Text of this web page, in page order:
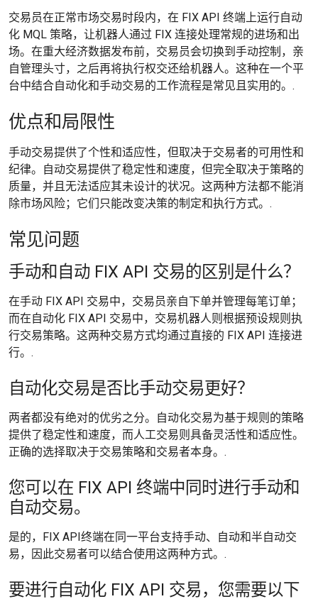
交易员在正常市场交易时段内，在 FIX API 终端上运行自动
化 MQL 策略，让机器人通过 FIX 连接处理常规的进场和出
场。在重大经济数据发布前，交易员会切换到手动控制，亲
自管理头寸，之后再将执行权交还给机器人。这种在一个平
台中结合自动化和手动交易的工作流程是常见且实用的。.
优点和局限性
手动交易提供了个性和适应性，但取决于交易者的可用性和
纪律。自动交易提供了稳定性和速度，但完全取决于策略的
质量，并且无法适应其未设计的状况。这两种方法都不能消
除市场风险；它们只能改变决策的制定和执行方式。.
常见问题
手动和自动 FIX API 交易的区别是什么？
在手动 FIX API 交易中，交易员亲自下单并管理每笔订单；
而在自动化 FIX API 交易中，交易机器人则根据预设规则执
行交易策略。这两种交易方式均通过直接的 FIX API 连接进
行。.
自动化交易是否比手动交易更好？
两者都没有绝对的优劣之分。自动化交易为基于规则的策略
提供了稳定性和速度，而人工交易则具备灵活性和适应性。
正确的选择取决于交易策略和交易者本身。.
您可以在 FIX API 终端中同时进行手动和
自动交易。
是的，FIX API终端在同一平台支持手动、自动和半自动交
易，因此交易者可以结合使用这两种方式。.
要进行自动化 FIX API 交易，您需要以下